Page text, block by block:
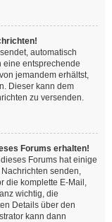
automatisch
eine entsprechende
jemandem erhältst,
Dieser kann dem
zu versenden.
Forums erhalten!
Forums hat einige
senden,
die komplette E-Mail,
wichtig, die
Details über den
kann dann